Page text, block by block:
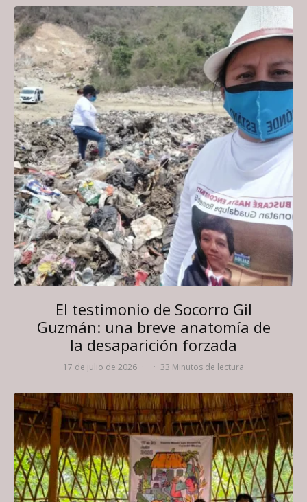
El testimonio de Socorro Gil
Guzmán: una breve anatomía de
la desaparición forzada
17 de julio de 2026 · · 33 Minutos de lectura